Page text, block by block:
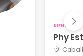
BIENESTAR
Phy